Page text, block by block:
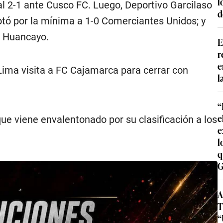
1 ante Cusco FC. Luego, Deportivo Garcilaso
por la mínima a 1-0 Comerciantes Unidos; y
visita a FC Cajamarca para cerrar con
viene envalentonado por su clasificación a los